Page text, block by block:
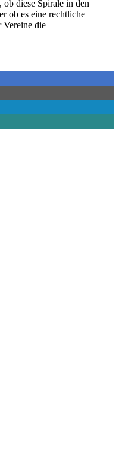
diese Spirale in den
ob es eine rechtliche
Vereine die